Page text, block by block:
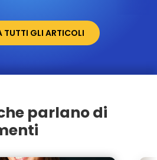
TUTTI GLI ARTICOLI
parlano di